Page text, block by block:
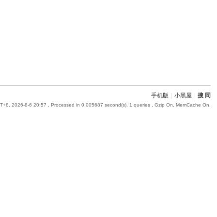
手机版 小黑屋 搜 同
2026-8-6 20:57 , Processed in 0.005687 second(s), 1 queries , Gzip On, MemCache On.